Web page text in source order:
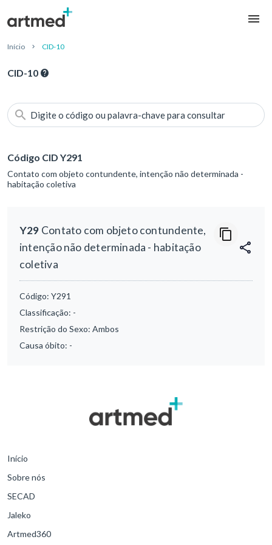
Início CID-10
CID-10
Digite o código ou palavra-chave para consultar
Código CID Y291
Contato com objeto contundente, intenção não determinada -
habitação coletiva
Y29 Contato com objeto contundente,
intenção não determinada - habitação
coletiva
Código: Y291
Classificação: -
Restrição do Sexo: Ambos
Causa óbito: -
Início
Sobre nós
SECAD
Jaleko
Artmed360